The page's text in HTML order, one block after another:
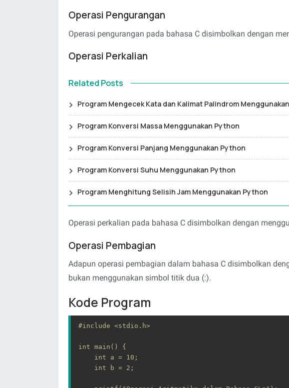
Operasi Pengurangan
Operasi pengurangan pada bahasa C disimbolkan dengan
Operasi Perkalian
Related Posts
Program Mengecek Kata dan Kalimat Palindrom
Program Konversi Massa Menggunakan Python
Program Konversi Panjang Menggunakan Python
Program Konversi Suhu Menggunakan Python
Program Menghitung Selisih Jam Menggunakan Python
Operasi perkalian pada bahasa C disimbolkan dengan
Operasi Pembagian
Adapun operasi pembagian dalam bahasa C disimbolkan
bukan menggunakan simbol titik dua (:).
Kode Program
#include <stdio.h>
int main() {